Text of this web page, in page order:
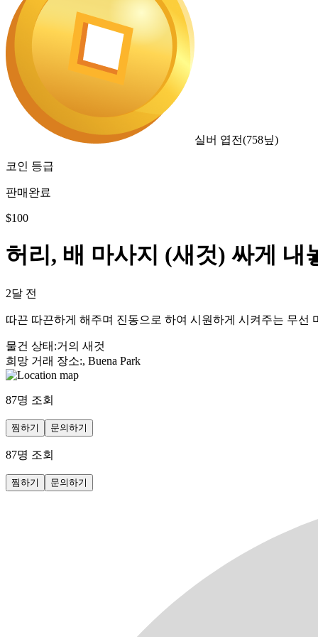
실버 엽전(758닢)
코인 등급
판매완료
$100
허리, 배 마사지 (새것) 싸게 내
2달 전
따끈 따끈하게 해주며 진동으로 하여 시원하게 시켜주는 무선
물건 상태 :거의 새것
희망 거래 장소:, Buena Park
87명 조회
찜하기 문의하기
87명 조회
찜하기 문의하기